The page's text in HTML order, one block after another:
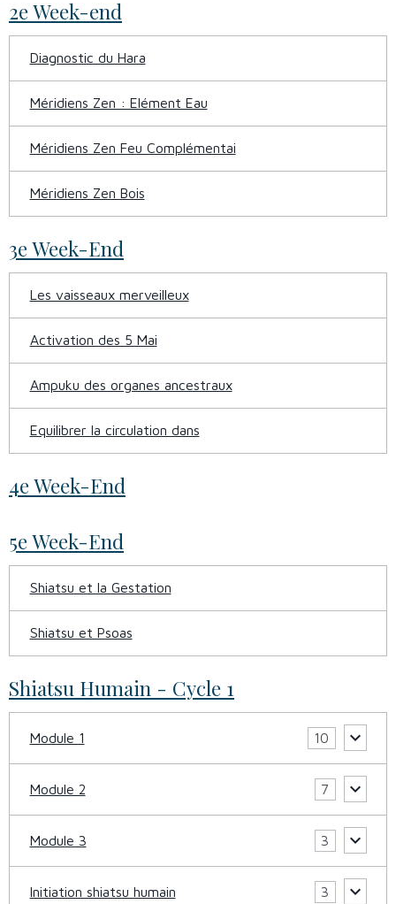
2e Week-end
Diagnostic du Hara
Méridiens Zen : Elément Eau
Méridiens Zen Feu Complémentai
Méridiens Zen Bois
3e Week-End
Les vaisseaux merveilleux
Activation des 5 Mai
Ampuku des organes ancestraux
Equilibrer la circulation dans
4e Week-End
5e Week-End
Shiatsu et la Gestation
Shiatsu et Psoas
Shiatsu Humain - Cycle 1
Module 1 10
Module 2 7
Module 3 3
Initiation shiatsu humain 3